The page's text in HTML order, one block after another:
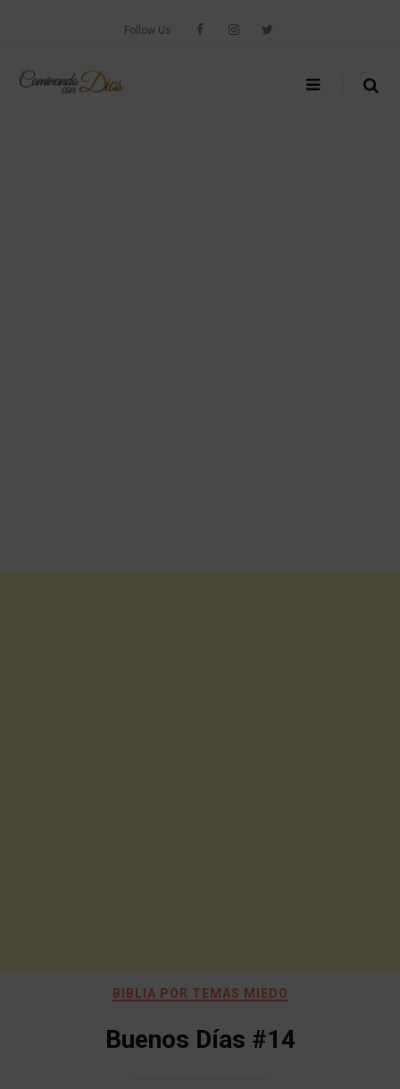
Follow Us
BIBLIA POR TEMAS MIEDO
Buenos Días #14